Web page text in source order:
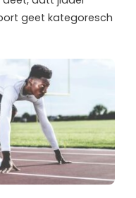
geet kategoresch